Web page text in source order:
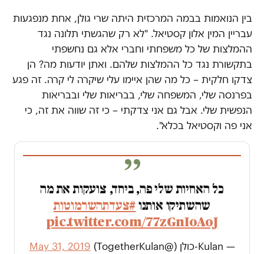
בין הנואמות בבמה המרכזית היתה שרי גולן, אחת מנפגעות
עבריין המין אלון קסטיאל. "לא רק שהגשתי תלונה נגד
ההמלצות של כל משפחתי וחברי אלא גם נחשפתי
בתקשורת נגד כל ההמלצות שלהם. ואתן יודעות מה? הן
צדקו חלקית – כל מה שהן איימו עלי שיקרה לי קרה. זה פגע
בפרנסה שלי, המשפחה שלי, בבריאות שלי ובבריאות
הנפשית שלי. אבל גם אני צדקתי – כי זה שווה את זה, כי
אני פה וקסטיאל בכלא".
כל האחיות שלי פה, ביחד, צועקות את מה
שהשתיקו אותנו #צעדתהשרמוטות
pic.twitter.com/77zGnIoAoJ
— Kulan-כולן (@TogetherKulan) May 31, 2019